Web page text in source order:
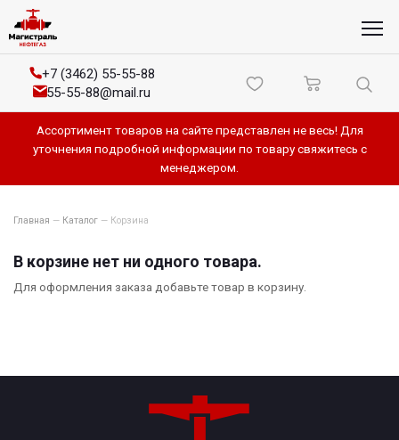
+7 (3462) 55-55-88
55-55-88@mail.ru
Ассортимент товаров на сайте представлен не весь! Для
уточнения подробной информации по товару свяжитесь с
менеджером.
Главная — Каталог — Корзина
В корзине нет ни одного товара.
Для оформления заказа добавьте товар в корзину.